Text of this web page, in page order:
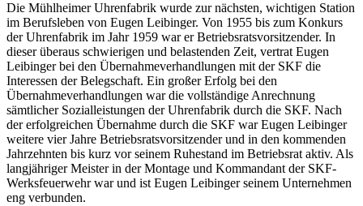
Die Mühlheimer Uhrenfabrik wurde zur nächsten, wichtigen Station
im Berufsleben von Eugen Leibinger. Von 1955 bis zum Konkurs
der Uhrenfabrik im Jahr 1959 war er Betriebsratsvorsitzender. In
dieser überaus schwierigen und belastenden Zeit, vertrat Eugen
Leibinger bei den Übernahmeverhandlungen mit der SKF die
Interessen der Belegschaft. Ein großer Erfolg bei den
Übernahmeverhandlungen war die vollständige Anrechnung
sämtlicher Sozialleistungen der Uhrenfabrik durch die SKF. Nach
der erfolgreichen Übernahme durch die SKF war Eugen Leibinger
weitere vier Jahre Betriebsratsvorsitzender und in den kommenden
Jahrzehnten bis kurz vor seinem Ruhestand im Betriebsrat aktiv. Als
langjähriger Meister in der Montage und Kommandant der SKF-
Werksfeuerwehr war und ist Eugen Leibinger seinem Unternehmen
eng verbunden.